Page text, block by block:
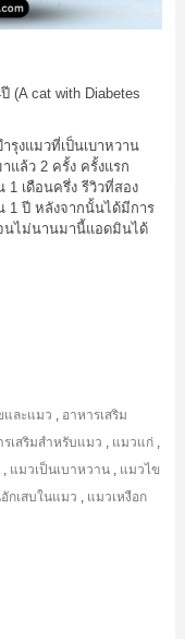
(A cat with Diabetes
รุงแมวที่เป็นเบาหวาน
แล้ว 2 ครั้ง ครั้งแรก
1 เดือนครึ่ง รีวิวที่สอง
1 ปี หลังจากนั้นได้มีการ
จนไม่นานมานี้แอดมินได้
และแมว , อาหารเสริม
รเสริมสำหรับแมว , แมวแก่ ,
, แมวเป็นเบาหวาน , แมวไข
กเสบในแมว , แมวเหงือก